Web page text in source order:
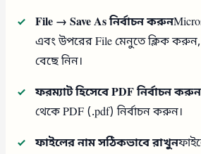
File → Save As নির্বাচন করুন
এবং উপরের File মেনুতে ক্লিক করুন,
বেছে নিন।
ফরম্যাট হিসেবে PDF নির্বাচন করুন
থেকে PDF (.pdf) নির্বাচন করুন।
ফাইলের নাম সঠিকভাবে রাখুন